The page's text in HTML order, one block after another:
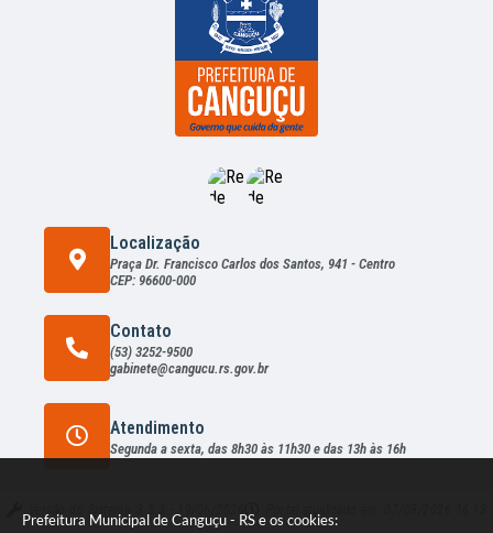
Prefeitura Municipal de Canguçu - RS e os cookies:
Localização
Praça Dr. Francisco Carlos dos Santos, 941 - Centro
CEP: 96600-000
Contato
(53) 3252-9500
gabinete@cangucu.rs.gov.br
Atendimento
Segunda a sexta, das 8h30 às 11h30 e das 13h às 16h